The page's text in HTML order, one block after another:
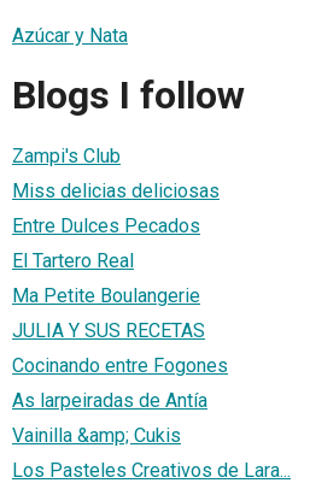
Azúcar y Nata
Blogs I follow
Zampi's Club
Miss delicias deliciosas
Entre Dulces Pecados
El Tartero Real
Ma Petite Boulangerie
JULIA Y SUS RECETAS
Cocinando entre Fogones
As larpeiradas de Antía
Vainilla &amp; Cukis
Los Pasteles Creativos de Lara...